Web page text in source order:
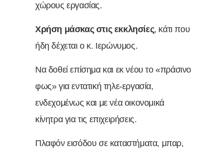
χώρους εργασίας.
Χρήση μάσκας στις εκκλησίες, κάτι που
ήδη δέχεται ο κ. Ιερώνυμος.
Να δοθεί επίσημα και εκ νέου το «πράσινο
φως» για εντατική τηλε-εργασία,
ενδεχομένως και με νέα οικονομικά
κίνητρα για τις επιχειρήσεις.
Πλαφόν εισόδου σε καταστήματα, μπαρ,